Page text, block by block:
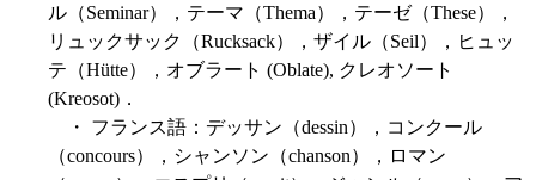
ル（Seminar），テーマ（Thema），テーゼ（These），
リュックサック（Rucksack），ザイル（Seil），ヒュッ
テ（Hütte），オブラート (Oblate), クレオソート
(Kreosot)．
・ フランス語：デッサン（dessin），コンクール
（concours），シャンソン（chanson），ロマン